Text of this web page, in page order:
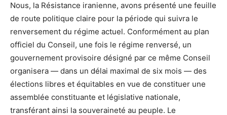
Nous, la Résistance iranienne, avons présenté une feuille
de route politique claire pour la période qui suivra le
renversement du régime actuel. Conformément au plan
officiel du Conseil, une fois le régime renversé, un
gouvernement provisoire désigné par ce même Conseil
organisera — dans un délai maximal de six mois — des
élections libres et équitables en vue de constituer une
assemblée constituante et législative nationale,
transférant ainsi la souveraineté au peuple. Le